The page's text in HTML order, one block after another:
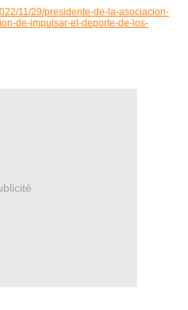
11/29/presidente-de-la-asociacion-
de-impulsar-el-deporte-de-los-